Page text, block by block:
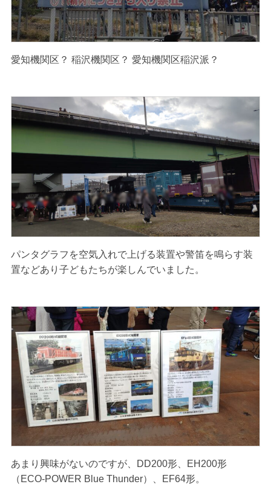
愛知機関区？ 稲沢機関区？ 愛知機関区稲沢派？
パンタグラフを空気入れで上げる装置や警笛を鳴らす装
置などあり子どもたちが楽しんでいました。
あまり興味がないのですが、DD200形、EH200形
（ECO-POWER Blue Thunder）、EF64形。